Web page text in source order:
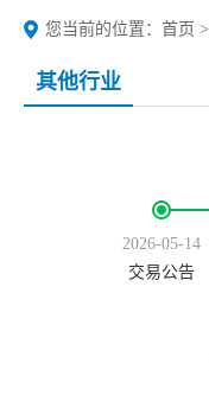
您当前的位置： 首页 >
其他行业
2026-05-14
交易公告